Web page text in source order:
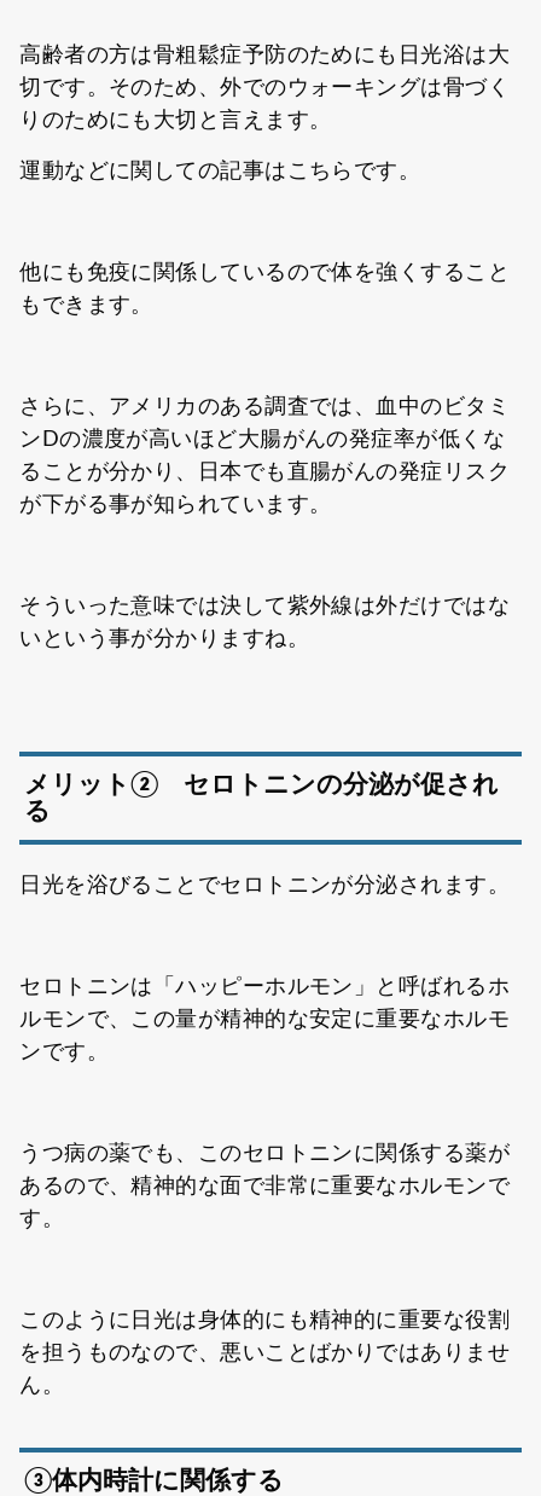
高齢者の方は骨粗鬆症予防のためにも日光浴は大
切です。そのため、外でのウォーキングは骨づく
りのためにも大切と言えます。
運動などに関しての記事はこちらです。
他にも免疫に関係しているので体を強くすること
もできます。
さらに、アメリカのある調査では、血中のビタミ
ンDの濃度が高いほど大腸がんの発症率が低くな
ることが分かり、日本でも直腸がんの発症リスク
が下がる事が知られています。
そういった意味では決して紫外線は外だけではな
いという事が分かりますね。
メリット② セロトニンの分泌が促され
る
日光を浴びることでセロトニンが分泌されます。
セロトニンは「ハッピーホルモン」と呼ばれるホ
ルモンで、この量が精神的な安定に重要なホルモ
ンです。
うつ病の薬でも、このセロトニンに関係する薬が
あるので、精神的な面で非常に重要なホルモンで
す。
このように日光は身体的にも精神的に重要な役割
を担うものなので、悪いことばかりではありませ
ん。
③体内時計に関係する